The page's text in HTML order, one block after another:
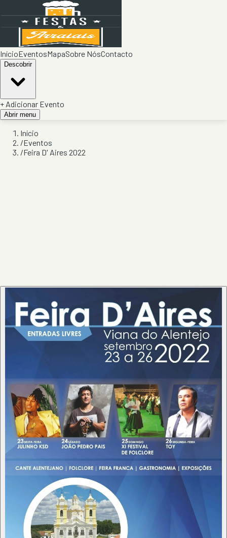
InícioEventosMapaSobre NósContacto
Descobrir
+ Adicionar Evento
Abrir menu
Início
/Eventos
/Feira D' Aires 2022